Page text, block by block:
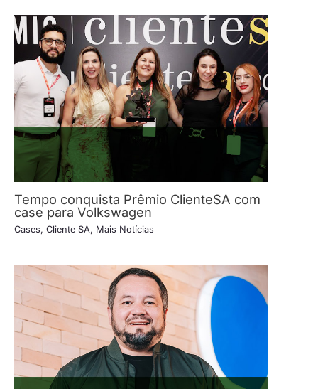
Tempo conquista Prêmio ClienteSA com
case para Volkswagen
Cases, Cliente SA, Mais Notícias